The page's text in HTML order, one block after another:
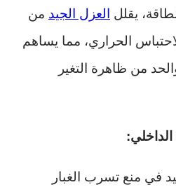
يقلل العزل الجيد من
الحراري، مما يساهم
من ظاهرة التغير
في منع تسرب الغبار